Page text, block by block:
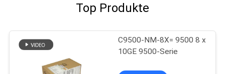
Top Produkte
C9500-NM-8X= 9500 8 x
10GE 9500-Serie